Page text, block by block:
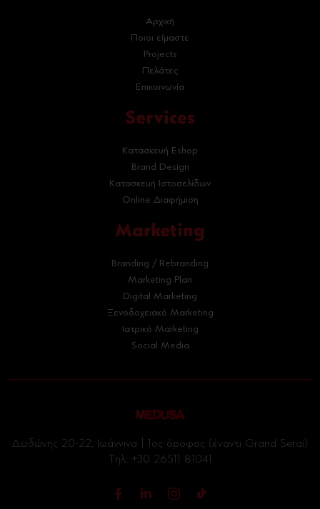
Αρχική
Ποιοι είμαστε
Projects
Πελάτες
Επικοινωνία
Services
Κατασκευή Eshop
Brand Design
Κατασκευή Ιστοσελίδων
Online Διαφήμιση
Marketing
Branding / Rebranding
Marketing Plan
Digital Marketing
Ξενοδοχειακό Marketing
Ιατρικό Marketing
Social Media
Δωδώνης 20-22, Ιωάννινα | 1ος όροφος (έναντι Grand Serai)
Tηλ: +30 26511 81041